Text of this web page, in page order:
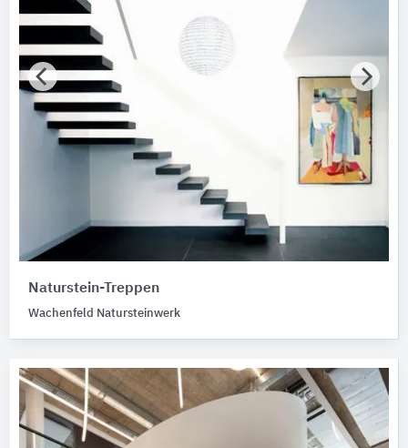
Naturstein-Treppen
Wachenfeld Natursteinwerk